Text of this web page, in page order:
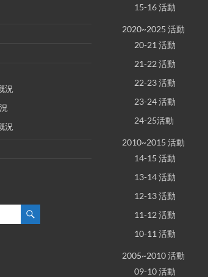
況
況
15-16 活動
2020~2025 活動
20-21 活動
21-22 活動
22-23 活動
23-24 活動
24-25活動
2010~2015 活動
14-15 活動
13-14 活動
12-13 活動
11-12 活動
10-11 活動
2005~2010 活動
09-10 活動